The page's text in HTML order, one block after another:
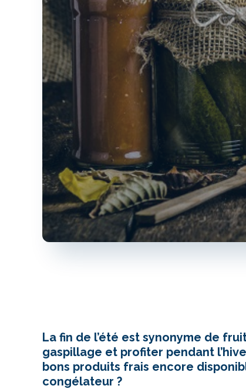
La fin de l’été est synonyme de
gaspillage et profiter pendant
bons produits frais encore
congélateur ?